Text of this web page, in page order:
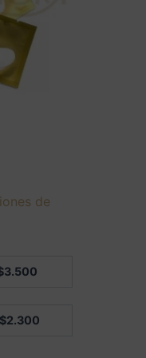
de
3.500
$2.300